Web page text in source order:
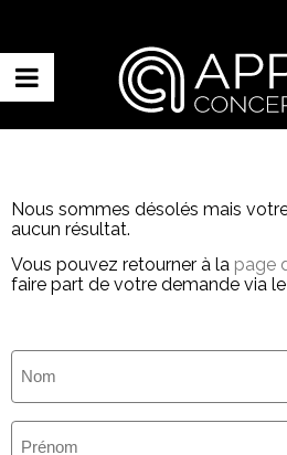
Nous sommes désolés mais
aucun résultat.
Vous pouvez retourner à la page
faire part de votre demande via
Nom
(Nécessaire)
Prénom